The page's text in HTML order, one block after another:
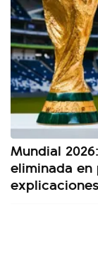
Mundial
eliminada